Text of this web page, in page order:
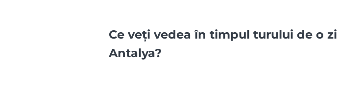
Ce veți vedea în timpul turului de o
Antalya?